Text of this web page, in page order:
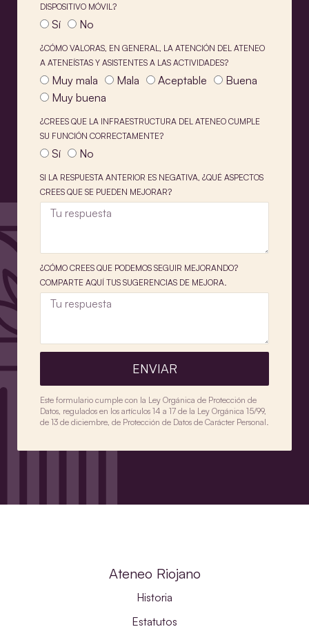
DISPOSITIVO MÓVIL?
Sí No
¿CÓMO VALORAS, EN GENERAL, LA ATENCIÓN DEL ATENEO
A ATENEÍSTAS Y ASISTENTES A LAS ACTIVIDADES?
Muy mala Mala Aceptable
Buena
Muy buena
¿CREES QUE LA INFRAESTRUCTURA DEL ATENEO CUMPLE
SU FUNCIÓN CORRECTAMENTE?
Sí No
SI LA RESPUESTA ANTERIOR ES NEGATIVA, ¿QUÉ ASPECTOS
CREES QUE SE PUEDEN MEJORAR?
¿CÓMO CREES QUE PODEMOS SEGUIR MEJORANDO?
COMPARTE AQUÍ TUS SUGERENCIAS DE MEJORA.
ENVIAR
Este formulario cumple con la Ley Orgánica de Protección de
Datos, regulados en los artículos 14 a 17 de la Ley Orgánica 15/99,
de 13 de diciembre, de Protección de Datos de Carácter Personal.
Ateneo Riojano
Historia
Estatutos